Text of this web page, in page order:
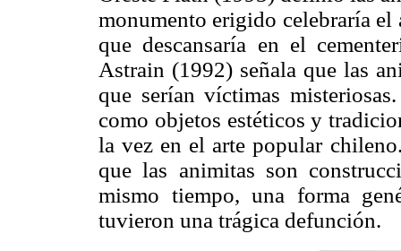
monumento erigido celebraría
que descansaría en el
Astrain (1992) señala que las
que serían víctimas
como objetos estéticos y
la vez en el arte popular
que las animitas son
mismo tiempo, una forma
tuvieron una trágica defunción.